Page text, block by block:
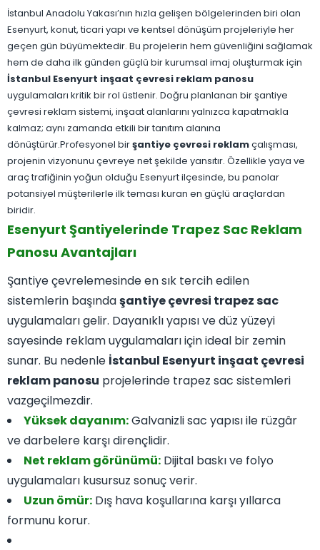
İstanbul Anadolu Yakası’nın hızla gelişen bölgelerinden biri olan
Esenyurt, konut, ticari yapı ve kentsel dönüşüm projeleriyle her
geçen gün büyümektedir. Bu projelerin hem güvenliğini sağlamak
hem de daha ilk günden güçlü bir kurumsal imaj oluşturmak için
İstanbul Esenyurt inşaat çevresi reklam panosu
uygulamaları kritik bir rol üstlenir. Doğru planlanan bir şantiye
çevresi reklam sistemi, inşaat alanlarını yalnızca kapatmakla
kalmaz; aynı zamanda etkili bir tanıtım alanına
dönüştürür.Profesyonel birşantiye çevresi reklamçalışması,
projenin vizyonunu çevreye net şekilde yansıtır. Özellikle yaya ve
araç trafiğinin yoğun olduğu Esenyurt ilçesinde, bu panolar
potansiyel müşterilerle ilk teması kuran en güçlü araçlardan
biridir.
Esenyurt Şantiyelerinde Trapez Sac Reklam
Panosu Avantajları
Şantiye çevrelemesinde en sık tercih edilen
sistemlerin başındaşantiye çevresi trapez sac
uygulamaları gelir. Dayanıklı yapısı ve düz yüzeyi
sayesinde reklam uygulamaları için ideal bir zemin
sunar. Bu nedenle İstanbul Esenyurt inşaat çevresi
reklam panosu projelerinde trapez sac sistemleri
vazgeçilmezdir.
Yüksek dayanım:Galvanizli sac yapısı ile rüzgâr
ve darbelere karşı dirençlidir.
Net reklam görünümü: Dijital baskı ve folyo
uygulamaları kusursuz sonuç verir.
Uzun ömür: Dış hava koşullarına karşı yıllarca
formunu korur.